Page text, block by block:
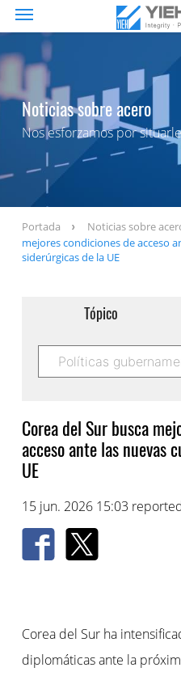
Noticias sobre acero
Nos esforzamos por
Portada Noticias sobre
mejores condiciones de acceso
siderúrgicas de la UE
Tópico
Corea del Sur busca
acceso ante las nuevas
UE
15 jun. 2026 15:03
Corea del Sur ha
diplomáticas ante la